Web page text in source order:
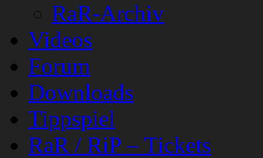
RaR-Archiv
Videos
Forum
Downloads
Tippspiel
RaR / RiP – Tickets